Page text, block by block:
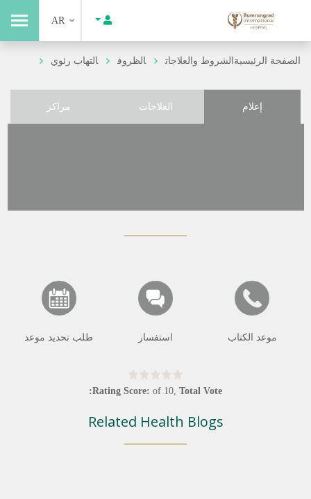
AR
الصفحة الرئيسيةالشروط والعلاجات الظروف التهاب رئوي
إعلام العلاجات مراكز
موعد الكتاب استفسار طلب تحديد موعد
Rating Score: of 10, Total Vote:
Related Health Blogs